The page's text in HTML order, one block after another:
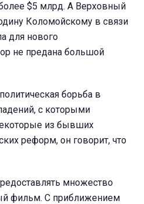
$5 млрд. А Верховный
Коломойскому в связи
для нового
не предана большой
борьба в
с которыми
из бывших
реформ, он говорит, что
множество
фильм. С приближением